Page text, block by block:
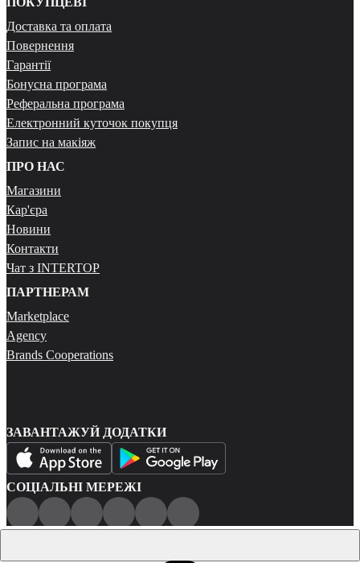
Доставка та оплата
Повернення
Гарантії
Бонусна програма
Реферальна програма
Електронний куточок покупця
Запис на макіяж
ПРО НАС
Магазини
Кар'єра
Новини
Контакти
Чат з INTERTOP
ПАРТНЕРАМ
Marketplace
Agency
Brands Cooperations
ЗАВАНТАЖУЙ ДОДАТКИ
СОЦІАЛЬНІ МЕРЕЖІ
Політика конфіденційності